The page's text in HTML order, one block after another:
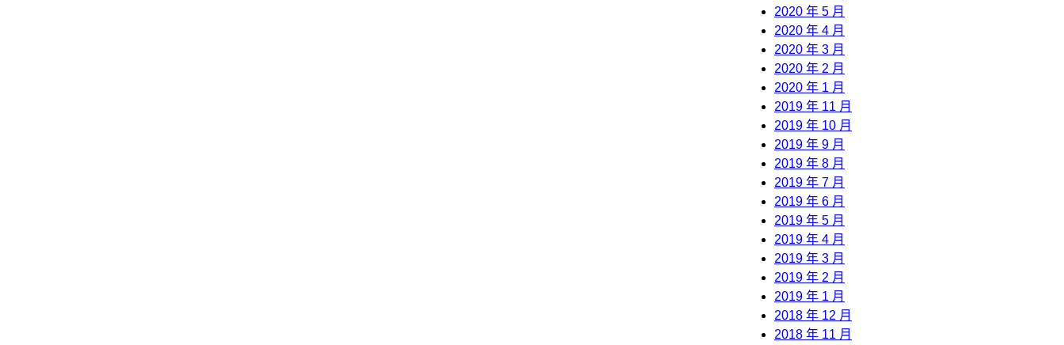
2020 年 5 月
2020 年 4 月
2020 年 3 月
2020 年 2 月
2020 年 1 月
2019 年 11 月
2019 年 10 月
2019 年 9 月
2019 年 8 月
2019 年 7 月
2019 年 6 月
2019 年 5 月
2019 年 4 月
2019 年 3 月
2019 年 2 月
2019 年 1 月
2018 年 12 月
2018 年 11 月